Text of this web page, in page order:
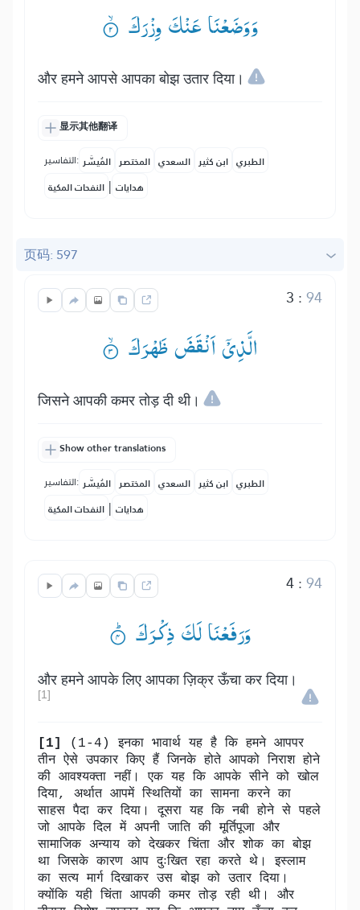
وَوَضَعْنَا عَنْكَ وِزْرَكَ ۟ۙ
और हमने आपसे आपका बोझ उतार दिया।
显示其他翻译
التفاسير: المُيسَّر المختصر السعدي ابن كثير الطبري
النفحات المكية | هدايات
页码: 597
3 :94
الَّذِیْۤ اَنْقَضَ ظَهْرَكَ ۟ۙ
जिसने आपकी कमर तोड़ दी थी।
Show other translations
التفاسير: المُيسَّر المختصر السعدي ابن كثير الطبري
النفحات المكية | هدايات
4:94
وَرَفَعْنَا لَكَ ذِكْرَكَ ۟ؕ
और हमने आपके लिए आपका ज़िक्र ऊँचा कर दिया।
[1]
[1]
(1-4) इनका भावार्थ यह है कि हमने आपपर
तीन ऐसे उपकार किए हैं जिनके होते आपको निराश होने
की आवश्यक्ता नहीं। एक यह कि आपके सीने को खोल
दिया, अर्थात आपमें स्थितियों का सामना करने का
साहस पैदा कर दिया। दूसरा यह कि नबी होने से पहले
जो आपके दिल में अपनी जाति की मूर्तिपूजा और
सामाजिक अन्याय को देखकर चिंता और शोक का बोझ
था जिसके कारण आप दुःखित रहा करते थे। इस्लाम
का सत्य मार्ग दिखाकर उस बोझ को उतार दिया।
क्योंकि यही चिंता आपकी कमर तोड़ रही थी। और